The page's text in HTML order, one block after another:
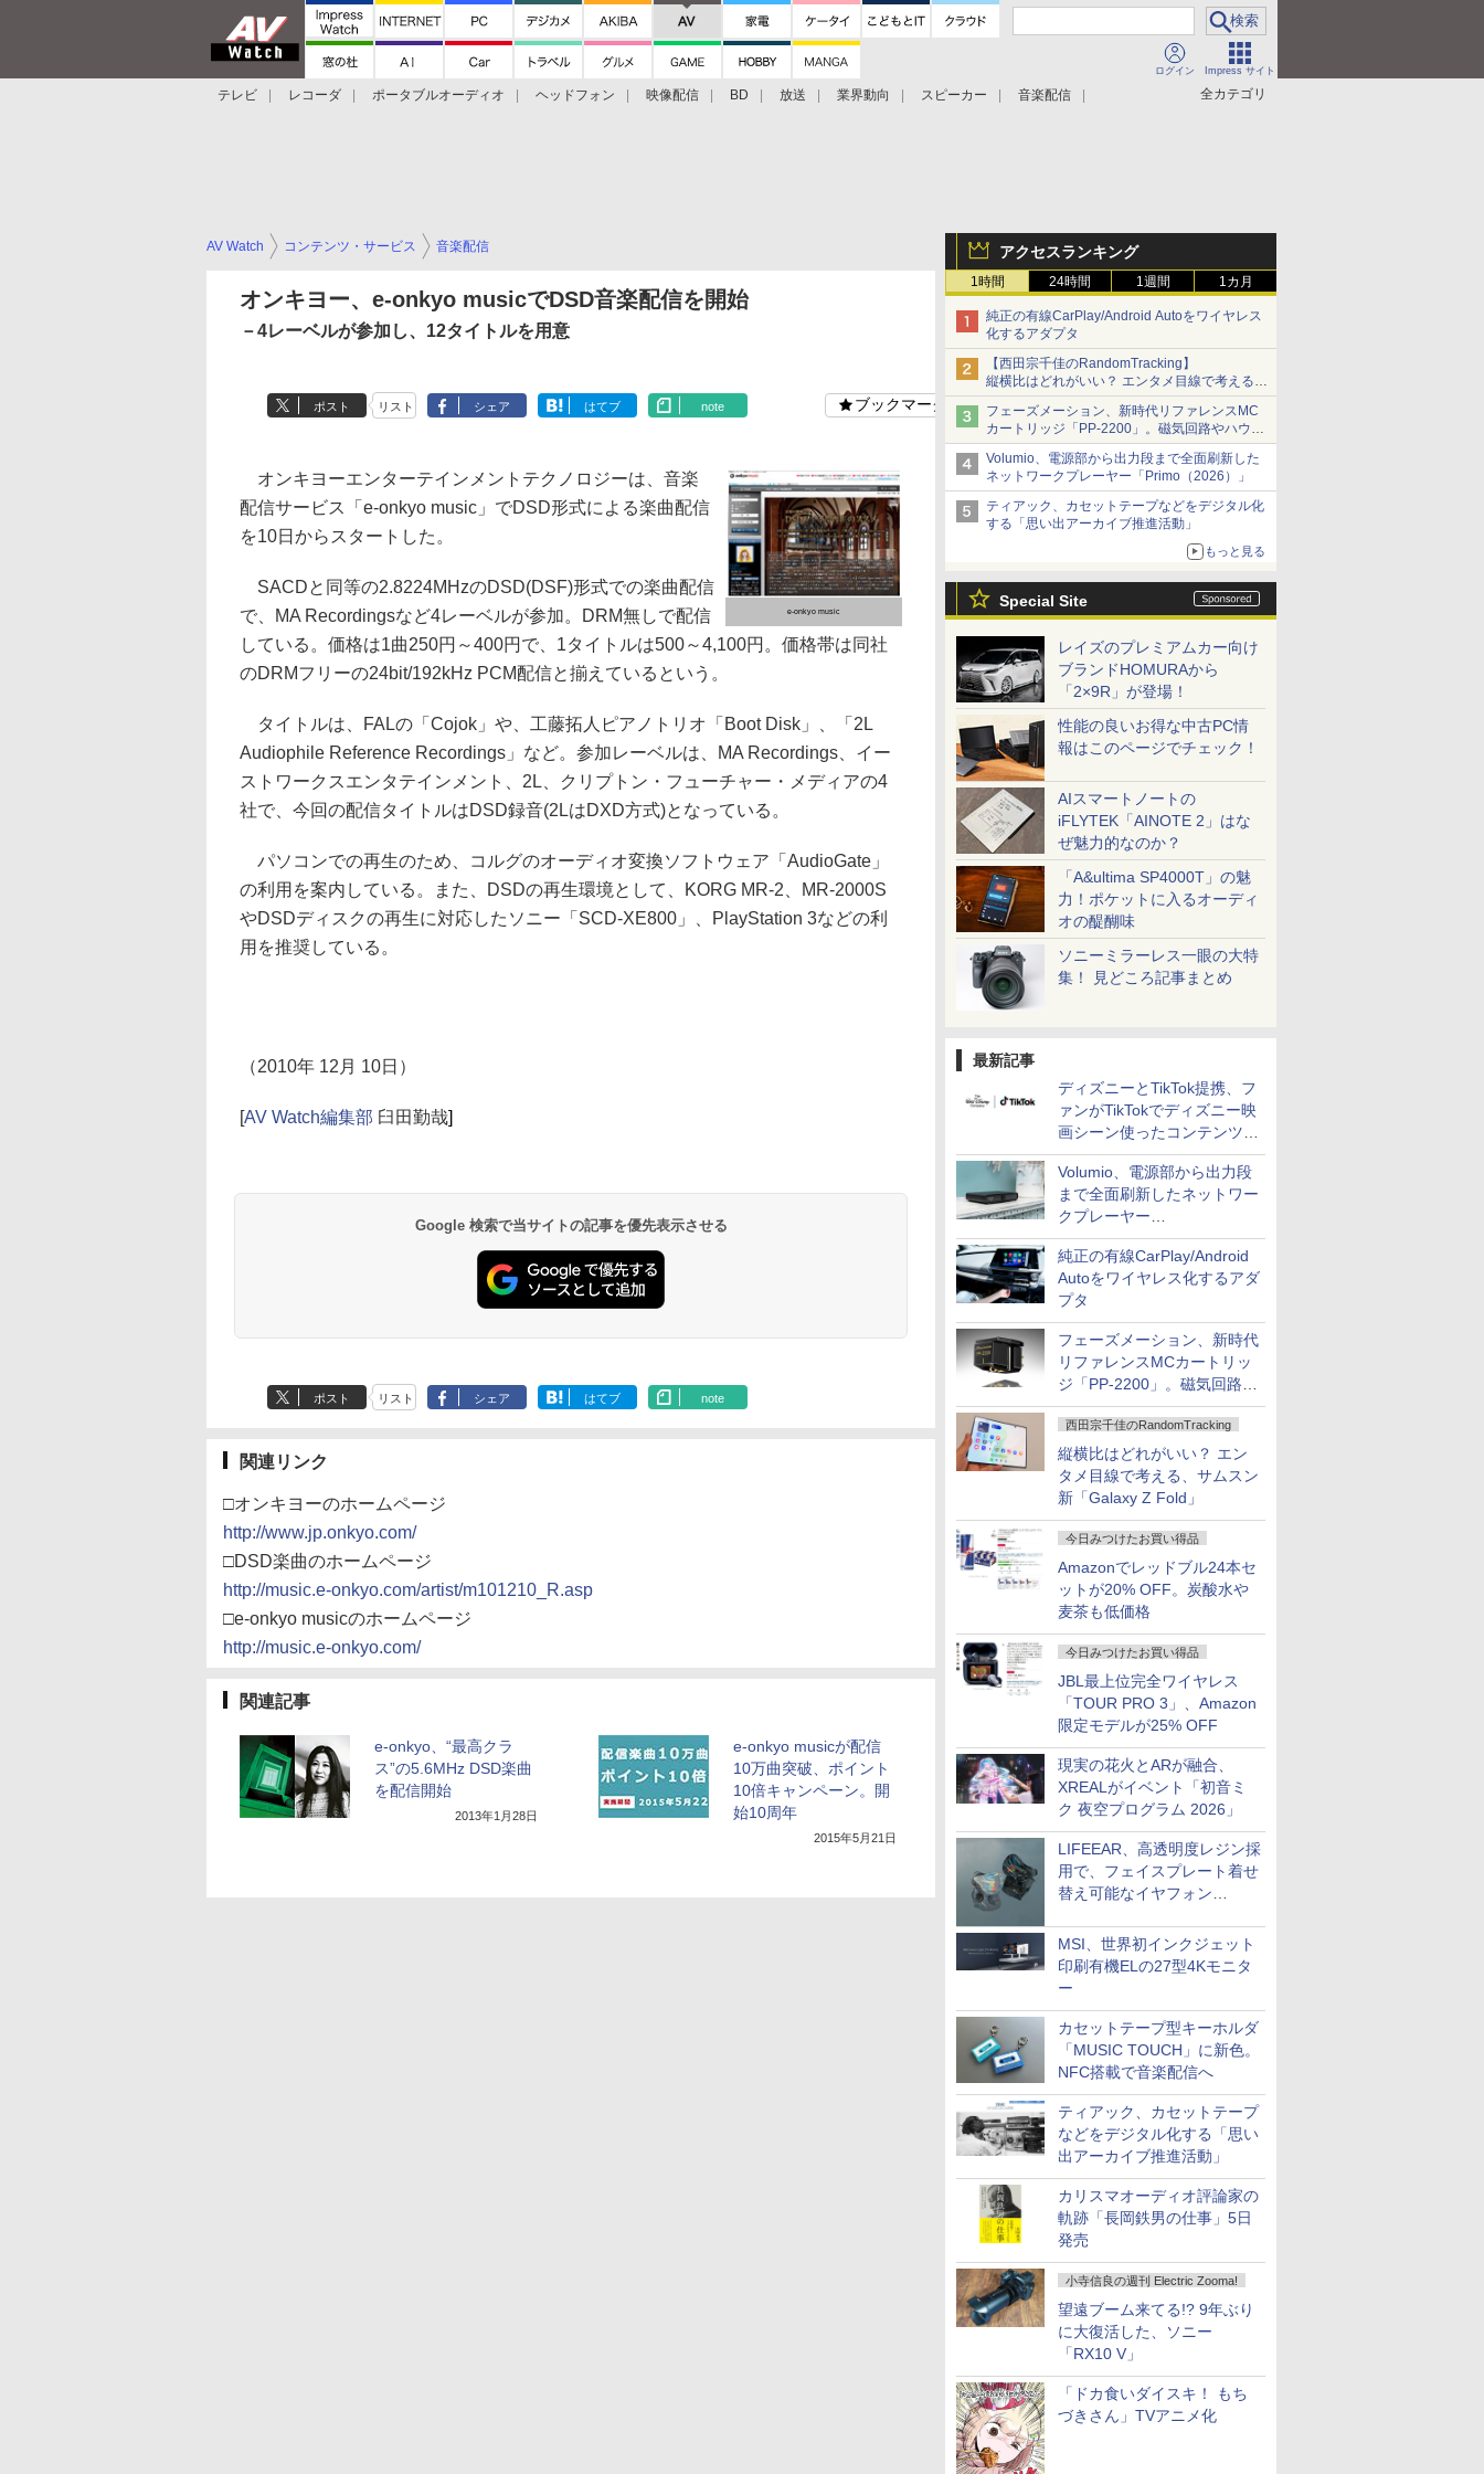
ログイン Impress サイト
全カテゴリ
テレビ レコーダ ポータブルオーディオ ヘッドフォン 映像配信 BD 放送 業界動向 スピーカー
音楽配信
アクセスランキング
1時間 24時間 1週間 1カ月
純正の有線CarPlay/Android Autoをワイヤレス
化するアダプタ
【西田宗千佳のRandomTracking】
縦横比はどれがいい？ エンタメ目線で考える、
サムスン新「Galaxy Z Fold」
フェーズメーション、新時代リファレンスMC
カートリッジ「PP-2200」。磁気回路やハウジ
ングを根本から見直し
Volumio、電源部から出力段まで全面刷新した
ネットワークプレーヤー「Primo（2026）」
ティアック、カセットテープなどをデジタル化
する「思い出アーカイブ推進活動」
もっと見る
Special Site
レイズのプレミアムカー向け
ブランドHOMURAから
「2×9R」が登場！
性能の良いお得な中古PC情
報はこのページでチェック！
AIスマートノートの
iFLYTEK「AINOTE 2」はな
ぜ魅力的なのか？
「A&ultima SP4000T」の魅
力！ポケットに入るオーディ
オの醍醐味
ソニーミラーレス一眼の大特
集！ 見どころ記事まとめ
最新記事
ディズニーとTikTok提携、フ
ァンがTikTokでディズニー映
画シーン使ったコンテンツ制
作、Disney+にも配信
Volumio、電源部から出力段
まで全面刷新したネットワー
クプレーヤー
「Primo（2026）」
純正の有線CarPlay/Android
Autoをワイヤレス化するアダ
プタ
フェーズメーション、新時代
リファレンスMCカートリッ
ジ「PP-2200」。磁気回路や
ハウジングを根本から見直し
西田宗千佳のRandomTracking
縦横比はどれがいい？ エン
タメ目線で考える、サムスン
新「Galaxy Z Fold」
今日みつけたお買い得品
Amazonでレッドブル24本セ
ットが20% OFF。炭酸水や
麦茶も低価格
今日みつけたお買い得品
JBL最上位完全ワイヤレス
「TOUR PRO 3」、Amazon
限定モデルが25% OFF
現実の花火とARが融合、
XREALがイベント「初音ミ
ク 夜空プログラム 2026」
LIFEEAR、高透明度レジン採
用で、フェイスプレート着せ
替え可能なイヤフォン
MSI、世界初インクジェット
印刷有機ELの27型4Kモニタ
ー
カセットテープ型キーホルダ
「MUSIC TOUCH」に新色。
NFC搭載で音楽配信へ
ティアック、カセットテープ
などをデジタル化する「思い
出アーカイブ推進活動」
カリスマオーディオ評論家の
軌跡「長岡鉄男の仕事」5日
発売
小寺信良の週刊 Electric Zooma!
望遠ブーム来てる!? 9年ぶり
に大復活した、ソニー
「RX10 V」
「ドカ食いダイスキ！ もち
づきさん」TVアニメ化
AV Watch コンテンツ・サービス 音楽配信
オンキヨー、e-onkyo musicでDSD音楽配信を開始
－4レーベルが参加し、12タイトルを用意
ポスト リスト シェア はてブ note ブックマーク
e-onkyo music
オンキヨーエンターテインメントテクノロジーは、音楽
配信サービス「e-onkyo music」でDSD形式による楽曲配信
を10日からスタートした。
SACDと同等の2.8224MHzのDSD(DSF)形式での楽曲配信
で、MA Recordingsなど4レーベルが参加。DRM無しで配信
している。価格は1曲250円～400円で、1タイトルは500～4,100円。価格帯は同社
のDRMフリーの24bit/192kHz PCM配信と揃えているという。
タイトルは、FALの「Cojok」や、工藤拓人ピアノトリオ「Boot Disk」、「2L
Audiophile Reference Recordings」など。参加レーベルは、MA Recordings、イー
ストワークスエンタテインメント、2L、クリプトン・フューチャー・メディアの4
社で、今回の配信タイトルはDSD録音(2LはDXD方式)となっている。
パソコンでの再生のため、コルグのオーディオ変換ソフトウェア「AudioGate」
の利用を案内している。また、DSDの再生環境として、KORG MR-2、MR-2000S
やDSDディスクの再生に対応したソニー「SCD-XE800」、PlayStation 3などの利
用を推奨している。
（2010年 12月 10日）
[AV Watch編集部 臼田勤哉]
Google 検索で当サイトの記事を優先表示させる
ポスト リスト シェア はてブ note
関連リンク
□オンキヨーのホームページ
http://www.jp.onkyo.com/
□DSD楽曲のホームページ
http://music.e-onkyo.com/artist/m101210_R.asp
□e-onkyo musicのホームページ
http://music.e-onkyo.com/
関連記事
e-onkyo、“最高クラ
ス”の5.6MHz DSD楽曲
を配信開始
2013年1月28日
e-onkyo musicが配信
10万曲突破、ポイント
10倍キャンペーン。開
始10周年
2015年5月21日